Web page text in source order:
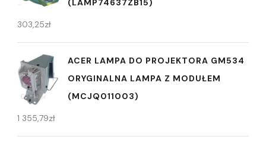
(LAMP74637ZB15)
303,25zł
ACER LAMPA DO PROJEKTORA GM534
ORYGINALNA LAMPA Z MODUŁEM
(MCJQ011003)
1 355,79zł